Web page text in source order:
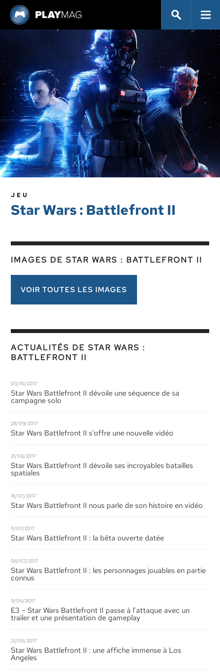
JEU
Star Wars : Battlefront II
IMAGES DE STAR WARS : BATTLEFRONT II
VOIR TOUTES LES IMAGES
ACTUALITÉS DE STAR WARS :
BATTLEFRONT II
03/10/2017
Star Wars Battlefront II dévoile une séquence de sa
campagne solo
28/09/2017
Star Wars Battlefront II s’offre une nouvelle vidéo
21/08/2017
Star Wars Battlefront II dévoile ses incroyables batailles
spatiales
18/07/2017
Star Wars Battlefront II nous parle de son histoire en vidéo
11/07/2017
Star Wars Battlefront II : la bêta ouverte datée
06/07/2017
Star Wars Battlefront II : les personnages jouables en partie
connus
11/06/2017
E3 – Star Wars Battlefront II passe à l’attaque avec un
trailer et une présentation de gameplay
31/05/2017
Star Wars Battlefront II : une affiche immense à Los
Angeles